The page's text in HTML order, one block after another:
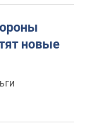
новые